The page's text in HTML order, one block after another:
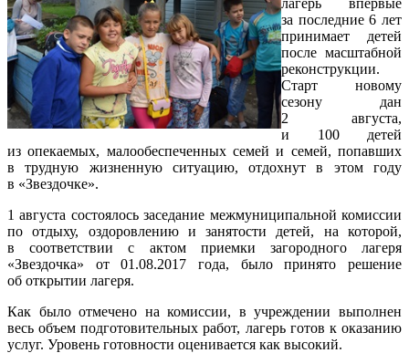
за последние 6 лет
принимает детей
после масштабной
реконструкции.
Старт новому
сезону дан
2 августа,
и 100 детей
из опекаемых, малообеспеченных семей и семей, попавших
в трудную жизненную ситуацию, отдохнут в этом году
в «Звездочке».
1 августа состоялось заседание межмуниципальной комиссии
по отдыху, оздоровлению и занятости детей, на которой,
в соответствии с актом приемки загородного лагеря
«Звездочка» от 01.08.2017 года, было принято решение
об открытии лагеря.
Как было отмечено на комиссии, в учреждении выполнен
весь объем подготовительных работ, лагерь готов к оказанию
услуг. Уровень готовности оценивается как высокий.